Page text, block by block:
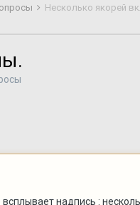
Несколько якорей
надпись :